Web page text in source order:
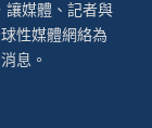
讓媒體、記者與
性媒體網絡為
息。